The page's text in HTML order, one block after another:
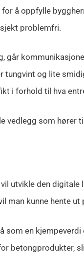
å oppfylle
problemfri.
går
tungvint og lite
i forhold til hva
vedlegg som
utvikle den
man kunne hente
som en
betongprodukter,